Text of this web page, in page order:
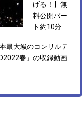
げる！】無
料公開パー
ト約10分
最大級のコンサルテ
春」の収録動画